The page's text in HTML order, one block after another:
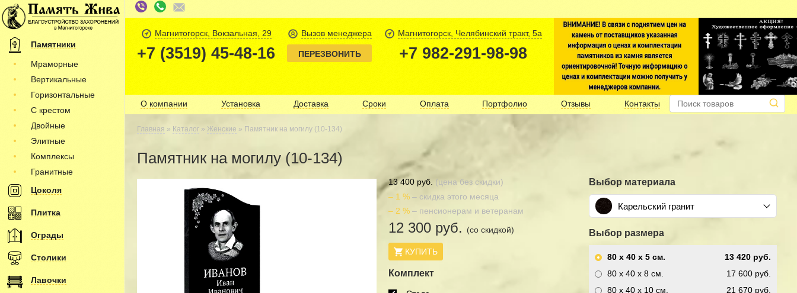
Памятники
Мраморные
Вертикальные
Горизонтальные
С крестом
Двойные
Элитные
Комплексы
Гранитные
Цоколя
Плитка
Ограды
Столики
Лавочки
Магнитогорск, Вокзальная, 29
+7 (3519) 45-48-16
Вызов менеджера
ПЕРЕЗВОНИТЬ
Магнитогорск, Челябинский тракт, 5а
+7 982-291-98-98
О компании Установка Доставка Сроки Оплата Портфолио Отзывы Контакты
Главная » Каталог » Женские » Памятник на могилу (10-134)
Памятник на могилу (10-134)
13 400 руб. (цена без скидки)
– 1 % – скидка этого месяца
– 2 % – пенсионерам и ветеранам
12 300 руб. (со скидкой)
КУПИТЬ
Комплект
Выбор материала
Карельский гранит
Выбор размера
13 420 руб.
80 x 40 x 5см.
17 600 руб.
80 x 40 x 8см.
21 670 руб.
80 x 40 x 10см.